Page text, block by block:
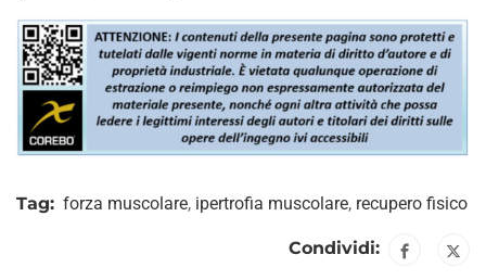
Tag: forza muscolare, ipertrofia muscolare, recupero fisico
Condividi: